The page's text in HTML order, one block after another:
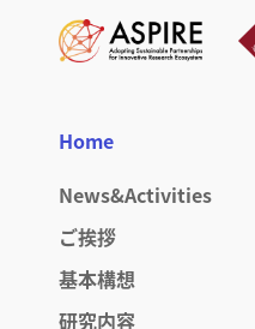
Home
News&Activities
ご挨拶
基本構想
研究内容